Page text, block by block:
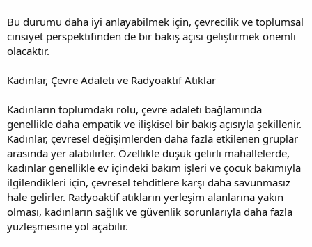
Bu durumu daha iyi anlayabilmek için, çevrecilik ve toplumsal
cinsiyet perspektifinden de bir bakış açısı geliştirmek önemli
olacaktır.
Kadınlar, Çevre Adaleti ve Radyoaktif Atıklar
Kadınların toplumdaki rolü, çevre adaleti bağlamında
genellikle daha empatik ve ilişkisel bir bakış açısıyla şekillenir.
Kadınlar, çevresel değişimlerden daha fazla etkilenen gruplar
arasında yer alabilirler. Özellikle düşük gelirli mahallelerde,
kadınlar genellikle ev içindeki bakım işleri ve çocuk bakımıyla
ilgilendikleri için, çevresel tehditlere karşı daha savunmasız
hale gelirler. Radyoaktif atıkların yerleşim alanlarına yakın
olması, kadınların sağlık ve güvenlik sorunlarıyla daha fazla
yüzleşmesine yol açabilir.